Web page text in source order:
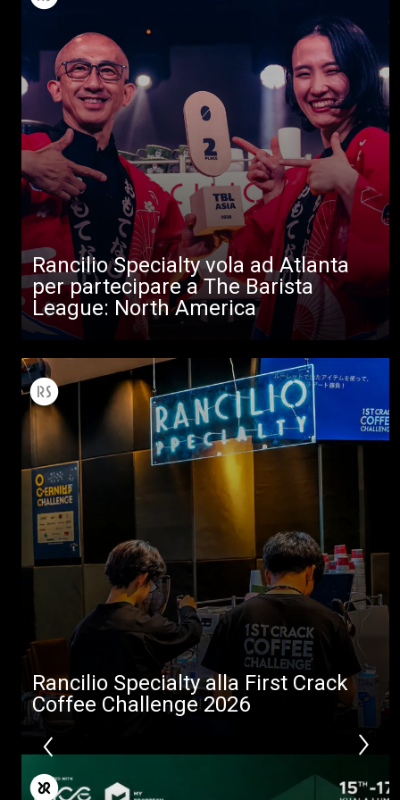
Rancilio Specialty vola ad Atlanta
per partecipare a The Barista
League: North America
Rancilio Specialty alla First Crack
Coffee Challenge 2026
Tutti
Prodotti
News
Download
Altro